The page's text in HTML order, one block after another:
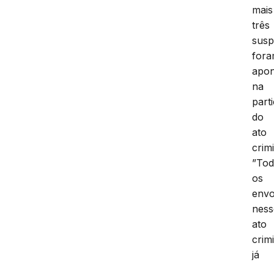
mais
três
na
do
ato
os
ato
já